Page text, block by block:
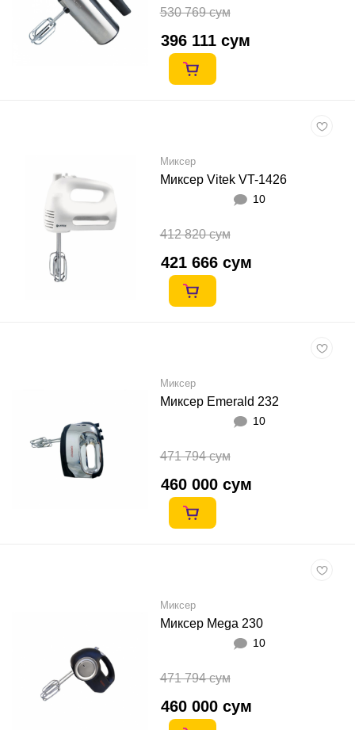
530 769 сум
396 111 сум
Миксер
Миксер Vitek VT-1426
10
412 820 сум
421 666 сум
Миксер
Миксер Emerald 232
10
471 794 сум
460 000 сум
Миксер
Миксер Mega 230
10
471 794 сум
460 000 сум